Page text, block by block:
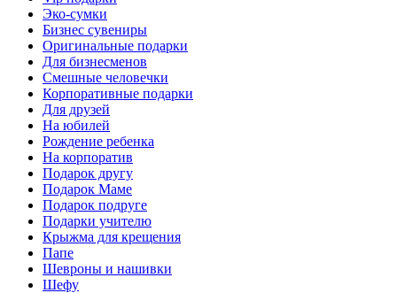
Эко-сумки
Бизнес сувениры
Оригинальные подарки
Для бизнесменов
Смешные человечки
Корпоративные подарки
Для друзей
На юбилей
Рождение ребенка
На корпоратив
Подарок другу
Подарок Маме
Подарок подруге
Подарки учителю
Крыжма для крещения
Папе
Шевроны и нашивки
Шефу